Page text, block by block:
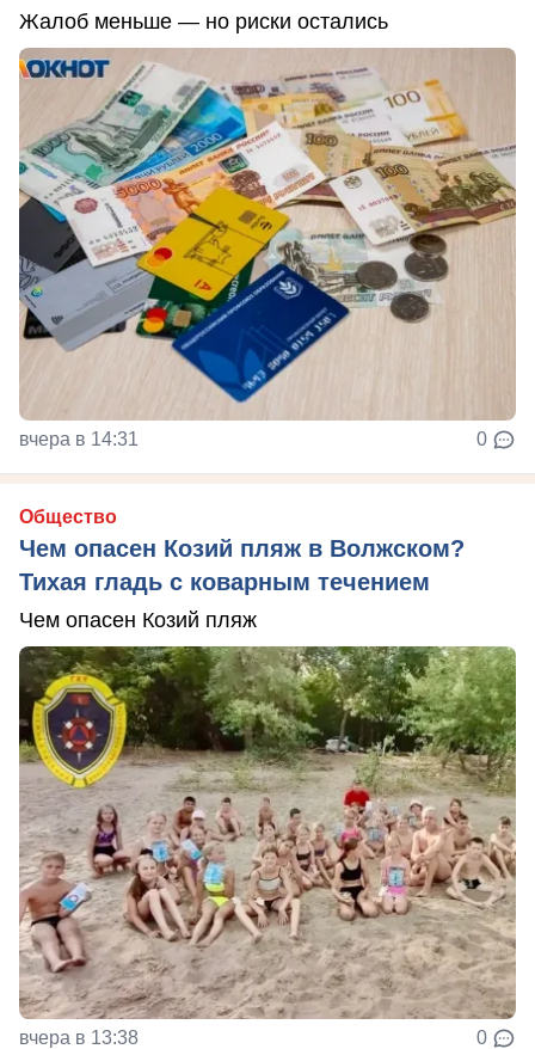
Жалоб меньше — но риски остались
вчера в 14:31 0
Общество
Чем опасен Козий пляж в Волжском?
Тихая гладь с коварным течением
Чем опасен Козий пляж
вчера в 13:38 0